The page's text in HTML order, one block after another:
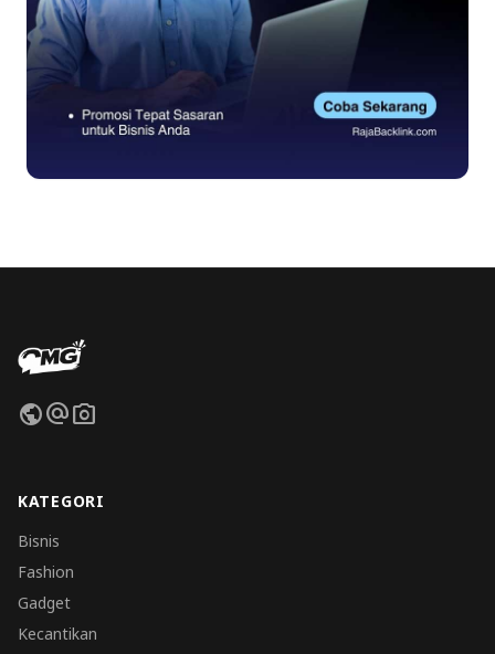
publicalternate_emailphoto_camera
KATEGORI
Bisnis
Fashion
Gadget
Kecantikan